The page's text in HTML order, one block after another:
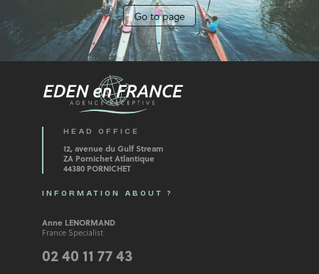
Go to page
HEAD OFFICE
12, avenue du Gulf Stream
ZA Pornichet Atlantique
44380 PORNICHET
INFORMATION ABOUT ?
Anne LENORMAND
France Specialist
02 40 11 77 43